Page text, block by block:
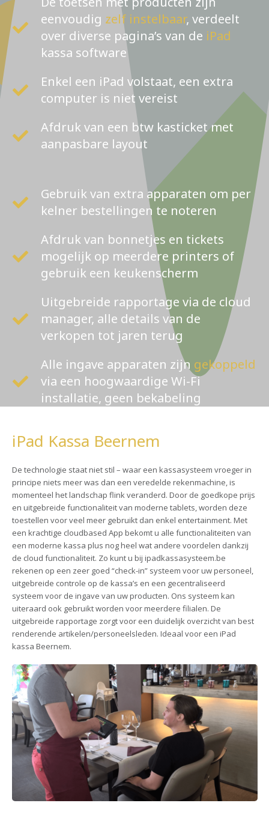
eenvoudig zelf instelbaar, verdeelt
over diverse pagina’s van de iPad
kassa software
Enkel een iPad volstaat, een extra
computer is niet vereist
Afdruk van een btw kasticket met
aanpasbare layout
Gebruik van extra apparaten om per
kelner bestellingen te noteren
Afdruk van bonnetjes en tickets
mogelijk op meerdere printers of
gebruik een keukenscherm
Uitgebreide rapportage via de cloud
manager, alle details van de
verkopen tot jaren terug
Alle ingave apparaten zijn gekoppeld
via een hoogwaardige Wi-Fi
installatie, geen bekabeling
iPad Kassa Beernem
De technologie staat niet stil – waar een kassasysteem vroeger in
principe niets meer was dan een veredelde rekenmachine, is
momenteel het landschap flink veranderd. Door de goedkope prijs
en uitgebreide functionaliteit van moderne tablets, worden deze
toestellen voor veel meer gebruikt dan enkel entertainment. Met
een krachtige cloudbased App bekomt u alle functionaliteiten van
een moderne kassa plus nog heel wat andere voordelen dankzij
de cloud functionaliteit. Zo kunt u bij ipadkassasysteem.be
rekenen op een zeer goed “check-in” systeem voor uw personeel,
uitgebreide controle op de kassa’s en een gecentraliseerd
systeem voor de ingave van uw producten. Ons systeem kan
uiteraard ook gebruikt worden voor meerdere filialen. De
uitgebreide rapportage zorgt voor een duidelijk overzicht van best
renderende artikelen/personeelsleden. Ideaal voor een iPad
kassa Beernem.